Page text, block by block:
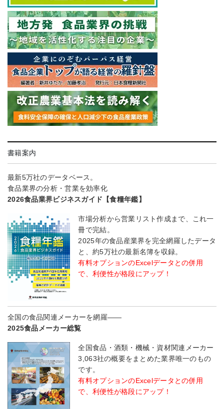
書籍案内
最新5万社のデータベース。
食品業界の分析・営業を効率化
2026食品業界ビジネスガイド【食糧年鑑】
市場分析から営業リスト作成まで、これ一
冊で完結。
2025年の食品産業界を完全網羅したデータ
と、約5万社の最新名簿を収録。
有料オプションのExcelデータとの併用
で、利便性が格段にアップ！
全国の食品関連メーカーを網羅――
2025食品メーカー総覧
全国食品・酒類・機械・資材関連メーカー
3,063社の概要をまとめた業界唯一のもの
です。
有料オプションのExcelデータとの併用
で、利便性が格段にアップ！